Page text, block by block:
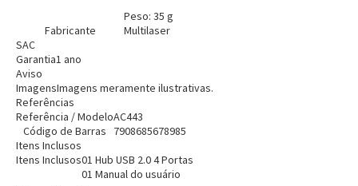
Peso: 35 g
Fabricante
Multilaser
SAC
Garantia1 ano
Aviso
ImagensImagens meramente ilustrativas.
Referências
Referência / ModeloAC443
Código de Barras
7908685678985
Itens Inclusos
Itens Inclusos01 Hub USB 2.0 4 Portas
01 Manual do usuário